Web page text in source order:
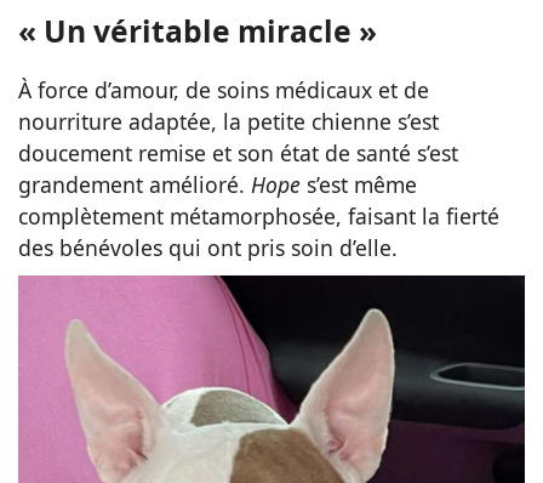
« Un véritable miracle »
À force d’amour, de soins médicaux et de
nourriture adaptée, la petite chienne s’est
doucement remise et son état de santé s’est
grandement amélioré. Hope s’est même
complètement métamorphosée, faisant la fierté
des bénévoles qui ont pris soin d’elle.